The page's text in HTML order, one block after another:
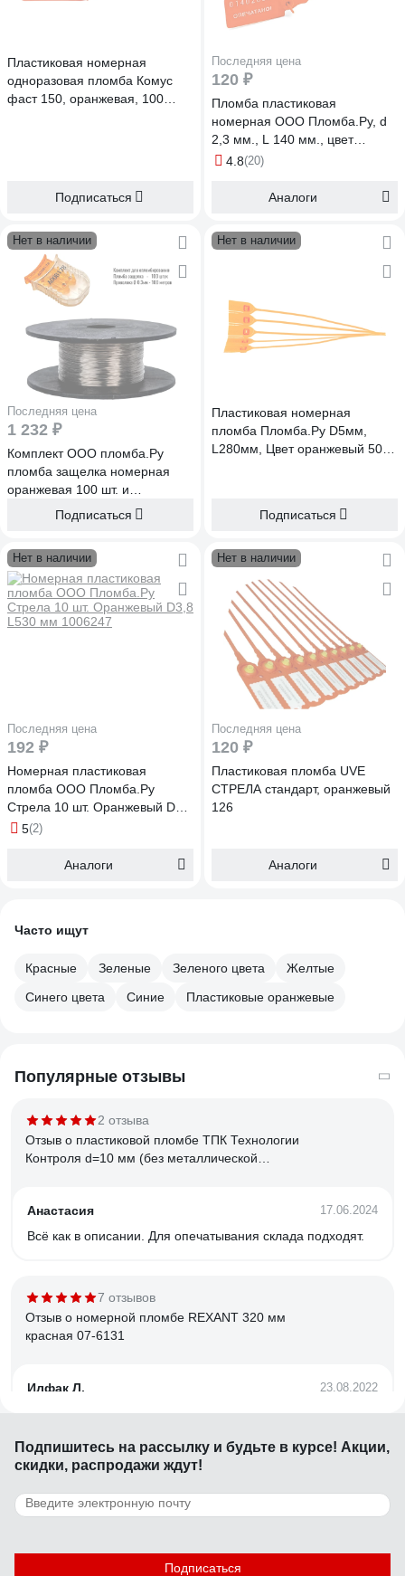
Пластиковая номерная
одноразовая пломба Комус
фаст 150, оранжевая, 100
Подписаться
Последняя цена
120 ₽
Пломба пластиковая
номерная ООО Пломба.Ру, d
2,3 мм., L 140 мм., цвет
оранжевый 10 шт. кпп-3-1601
4.8(20)
Аналоги
Нет в наличии
Последняя цена
1 232 ₽
Комплект ООО пломба.Ру
пломба защелка номерная
оранжевая 100 шт. и
проволока пломбировочная
нержавейка 0,3ммх100м
Подписаться
Нет в наличии
Пластиковая номерная
пломба Пломба.Ру D5мм,
L280мм, Цвет оранжевый 50
Подписаться
Нет в наличии
Последняя цена
192 ₽
Номерная пластиковая
пломба ООО Пломба.Ру
Стрела 10 шт. Оранжевый D3,8
L530 мм 1006247
5(2)
Аналоги
Нет в наличии
Последняя цена
120 ₽
Пластиковая пломба UVE
СТРЕЛА стандарт, оранжевый
126
Аналоги
Часто ищут
Красные Зеленые Зеленого цвета
Желтые
Синего цвета
Синие Пластиковые оранжевые
Популярные отзывы
2 отзыва
Отзыв о пластиковой пломбе ТПК Технологии
Контроля d=10 мм (без металлической
Анастасия 17.06.2024
Всё как в описании. Для опечатывания склада подходят.
7 отзывов
Отзыв о номерной пломбе REXANT 320 мм
красная 07-6131
Илфак Л. 23.08.2022
Держит замок пломбы хорошо.
9 отзывов
Отзыв о номерной пломбе ЕВРОПАРТНЕР
150мм 0006 D3
Подпишитесь на рассылку и будьте в курсе! Акции,
скидки, распродажи ждут!
Подписаться